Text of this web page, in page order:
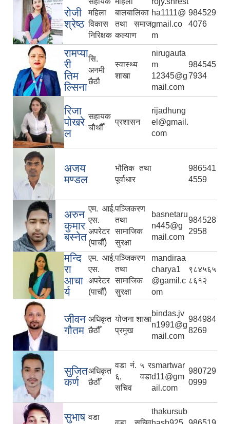
रोजी
श्रेष्ठ
महिला
विकास
निरिक्षक
बालबालिका
तथा समाज
कल्याण
ha1111@
gmail.co
m
984529
4076
रामप्या
री
तिम
ल्सिना
सि.
अनमी
छैठौ
स्वास्थ्य
शाखा
nirugauta
m
12345@g
mail.com
984545
7934
रिजा
पोखरे
ल
सहायक
चौथौँ
प्रशासन
rijadhung
el@gmail.
com
अजय
मण्डल
भौतिक तथा
पूर्वाधार
986541
4559
अरुन
कुमार
बस्‍नेत
एम. आई.
एस.
अपरेटर
(पाचौँ)
पञ्जिकरण
तथा
सामाजिक
सुरक्षा
basnetaru
n445@g
mail.com
984528
2958
मन्दि
रा
आचा
र्य
एम. आई.
एस.
अपरेटर
(पाचौँ)
पञ्जिकरण
तथा
सामाजिक
सुरक्षा
mandiraa
charya1
@gamil.c
om
९८४५६५
८६१२
जीवन
गौतम
अधिकृत
छैठौँ
योजना शाखा
प्रमुख
bindas.jv
n1991@g
mail.com
984984
8269
सुजित
कर्ण
अधिकृत
छैठौँ
वडा नं. ५ र
६, वडा
सचिव
smartwar
d11@gm
ail.com
980729
0999
सुभाष वडा
thakursub